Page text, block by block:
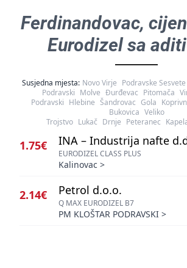
Ferdinandovac,
Eurodizel sa
Susjedna mjesta: Novo Virje Podravske Sesvete
Podravski Molve Đurđevac Pitomača
Podravski Hlebine Šandrovac Gola
Bukovica Veliko
Trojstvo Lukač Drnje Peteranec
1.75€ INA – Industrija nafte
EURODIZEL CLASS PLUS
Kalinovac >
2.14€ Petrol d.o.o.
Q MAX EURODIZEL B7
PM KLOŠTAR PODRAVSKI >